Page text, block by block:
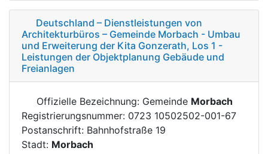
Deutschland – Dienstleistungen von
Architekturbüros – Gemeinde Morbach - Umbau
und Erweiterung der Kita Gonzerath, Los 1 -
Leistungen der Objektplanung Gebäude und
Freianlagen
Offizielle Bezeichnung: Gemeinde Morbach
Registrierungsnummer: 0723 10502502-001-67
Postanschrift: Bahnhofstraße 19
Stadt: Morbach